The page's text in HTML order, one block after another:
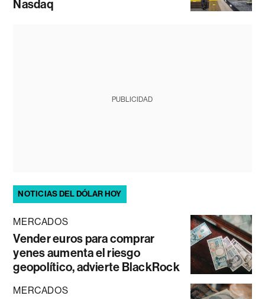
Nasdaq
PUBLICIDAD
NOTICIAS DEL DÓLAR HOY
MERCADOS
Vender euros para comprar
yenes aumenta el riesgo
geopolítico, advierte BlackRock
MERCADOS